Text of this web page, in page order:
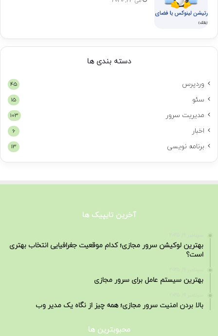
دسته بندی ها
وردپرس 45
سئو 15
مدیریت سرور 103
اخبار 6
برنامه نویسی 13
آخرین تایپیک ها
بهترین لوکیشن سرور مجازی؛ کدام موقعیت جغرافیایی انتخاب بهتری
است؟
بهترین سیستم عامل برای سرور مجازی
بالا بردن امنیت سرور مجازی؛ همه چیز از نگاه یک مدیر وب
محبوبترین ها